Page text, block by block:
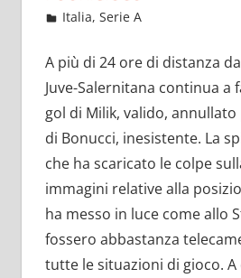
Settembre 13, 2022
admin
Italia,Serie A
A più di 24 ore di distanza
Juve-Salernitana continua a
gol di Milik, valido,
di Bonucci, inesistente. La
che ha scaricato le colpe
immagini relative alla
ha messo in luce come allo
fossero abbastanza
tutte le situazioni di gioco.